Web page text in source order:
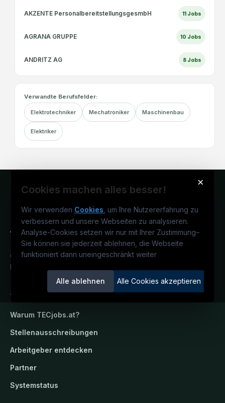
AKZENTE PersonalbereitstellungsgesmbH 11 Jobs
AGRANA GRUPPE 10 Jobs
ANDRITZ AG 8 Jobs
Verwandte Berufsfelder:
Elektrotechniker Mechatroniker Maschinenbau
Elektriker
×
Cookies machen alles besser!
Wir verwenden Cookies , um Ihre Nutzererfahrung zu
verbessern und unsere Webseiten zu analysieren.
Analyse-Cookies setzen wir nur mit Ihrer Zustimmung–
Sie können sie jederzeit ablehnen, die Webseite
funktioniert dann uneingeschränkt weiter
Alle ablehnen Alle Cookies akzeptieren
Österreichs technisches Karriereportal.
Ein Service der candidatis GmbH.
TECjobs.at
Warum TECjobs.at?
Stellenausschreibungen
Arbeitgeber entdecken
Partner
Systemstatus